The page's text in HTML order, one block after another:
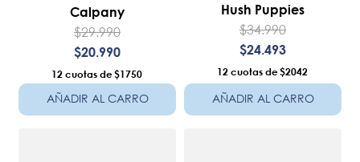
Calpany
$29.990
$20.990
12 $1750
AÑADIR AL CARRO
Hush Puppies
$34.990
$24.493
12 $2042
AÑADIR AL CARRO